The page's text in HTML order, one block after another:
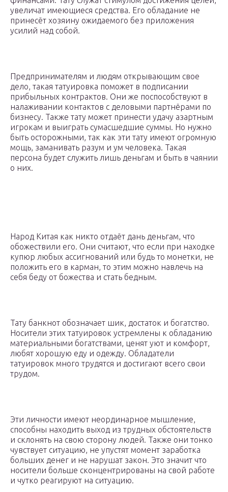
увеличат имеющиеся средства. Его обладание не
принесёт хозяину ожидаемого без приложения
усилий над собой.
Предпринимателям и людям открывающим свое
дело, такая татуировка поможет в подписании
прибыльных контрактов. Они же поспособствуют в
налаживании контактов с деловыми партнёрами по
бизнесу. Также тату может принести удачу азартным
игрокам и выиграть сумасшедшие суммы. Но нужно
быть осторожными, так как эти тату имеют огромную
мощь, заманивать разум и ум человека. Такая
персона будет служить лишь деньгам и быть в чаянии
о них.
Народ Китая как никто отдаёт дань деньгам, что
обожествили его. Они считают, что если при находке
купюр любых ассигнований или будь то монетки, не
положить его в карман, то этим можно навлечь на
себя беду от божества и стать бедным.
Тату банкнот обозначает шик, достаток и богатство.
Носители этих татуировок устремлены к обладанию
материальными богатствами, ценят уют и комфорт,
любят хорошую еду и одежду. Обладатели
татуировок много трудятся и достигают всего свои
трудом.
Эти личности имеют неординарное мышление,
способны находить выход из трудных обстоятельств
и склонять на свою сторону людей. Также они тонко
чувствует ситуацию, не упустят момент заработка
больших денег и не нарушат закон. Это значит что
носители больше сконцентрированы на свой работе
и чутко реагируют на ситуацию.